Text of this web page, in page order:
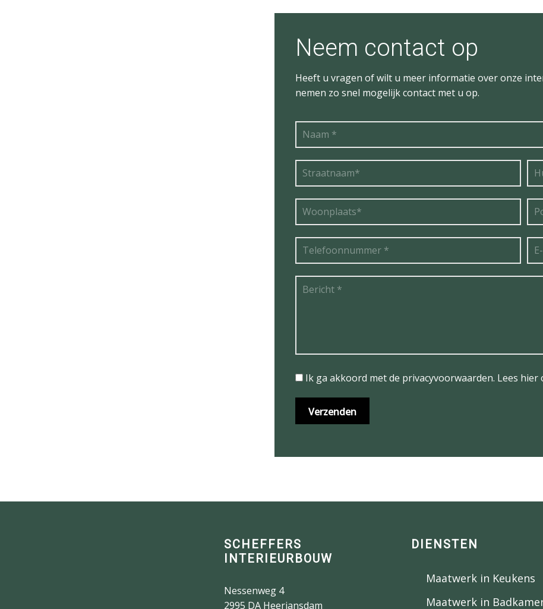
Neem contact op
Heeft u vragen of wilt u meer informatie over onze
nemen zo snel mogelijk contact met u op.
Ik ga akkoord met de privacyvoorwaarden. Lees hier
SCHEFFERS
INTERIEURBOUW
Nessenweg 4
2995 DA Heerjansdam
DIENSTEN
Maatwerk in Keukens
Maatwerk in